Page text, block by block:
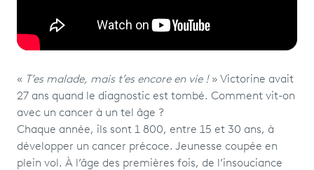
« T’es malade, mais t’es encore en vie !» Victorine avait
27 ans quand le diagnostic est tombé. Comment vit-on
avec un cancer à un tel âge ?
Chaque année, ils sont 1 800, entre 15 et 30 ans, à
développer un cancer précoce. Jeunesse coupée en
plein vol. À l’âge des premières fois, de l’insouciance